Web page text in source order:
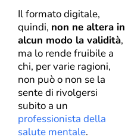
Il formato digitale,
quindi, non ne altera in
alcun modo la validità,
ma lo rende fruibile a
chi, per varie ragioni,
non può o non se la
sente di rivolgersi
subito a un
professionista della
salute mentale.